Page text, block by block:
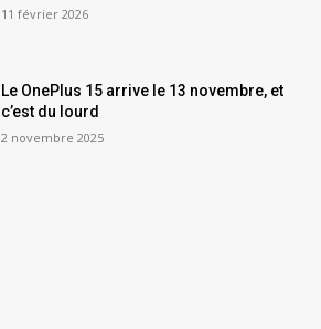
11 février 2026
Le OnePlus 15 arrive le 13 novembre, et
c’est du lourd
2 novembre 2025